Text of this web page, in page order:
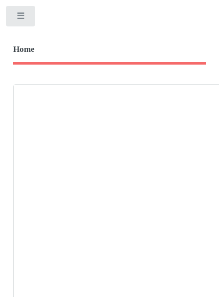
Home